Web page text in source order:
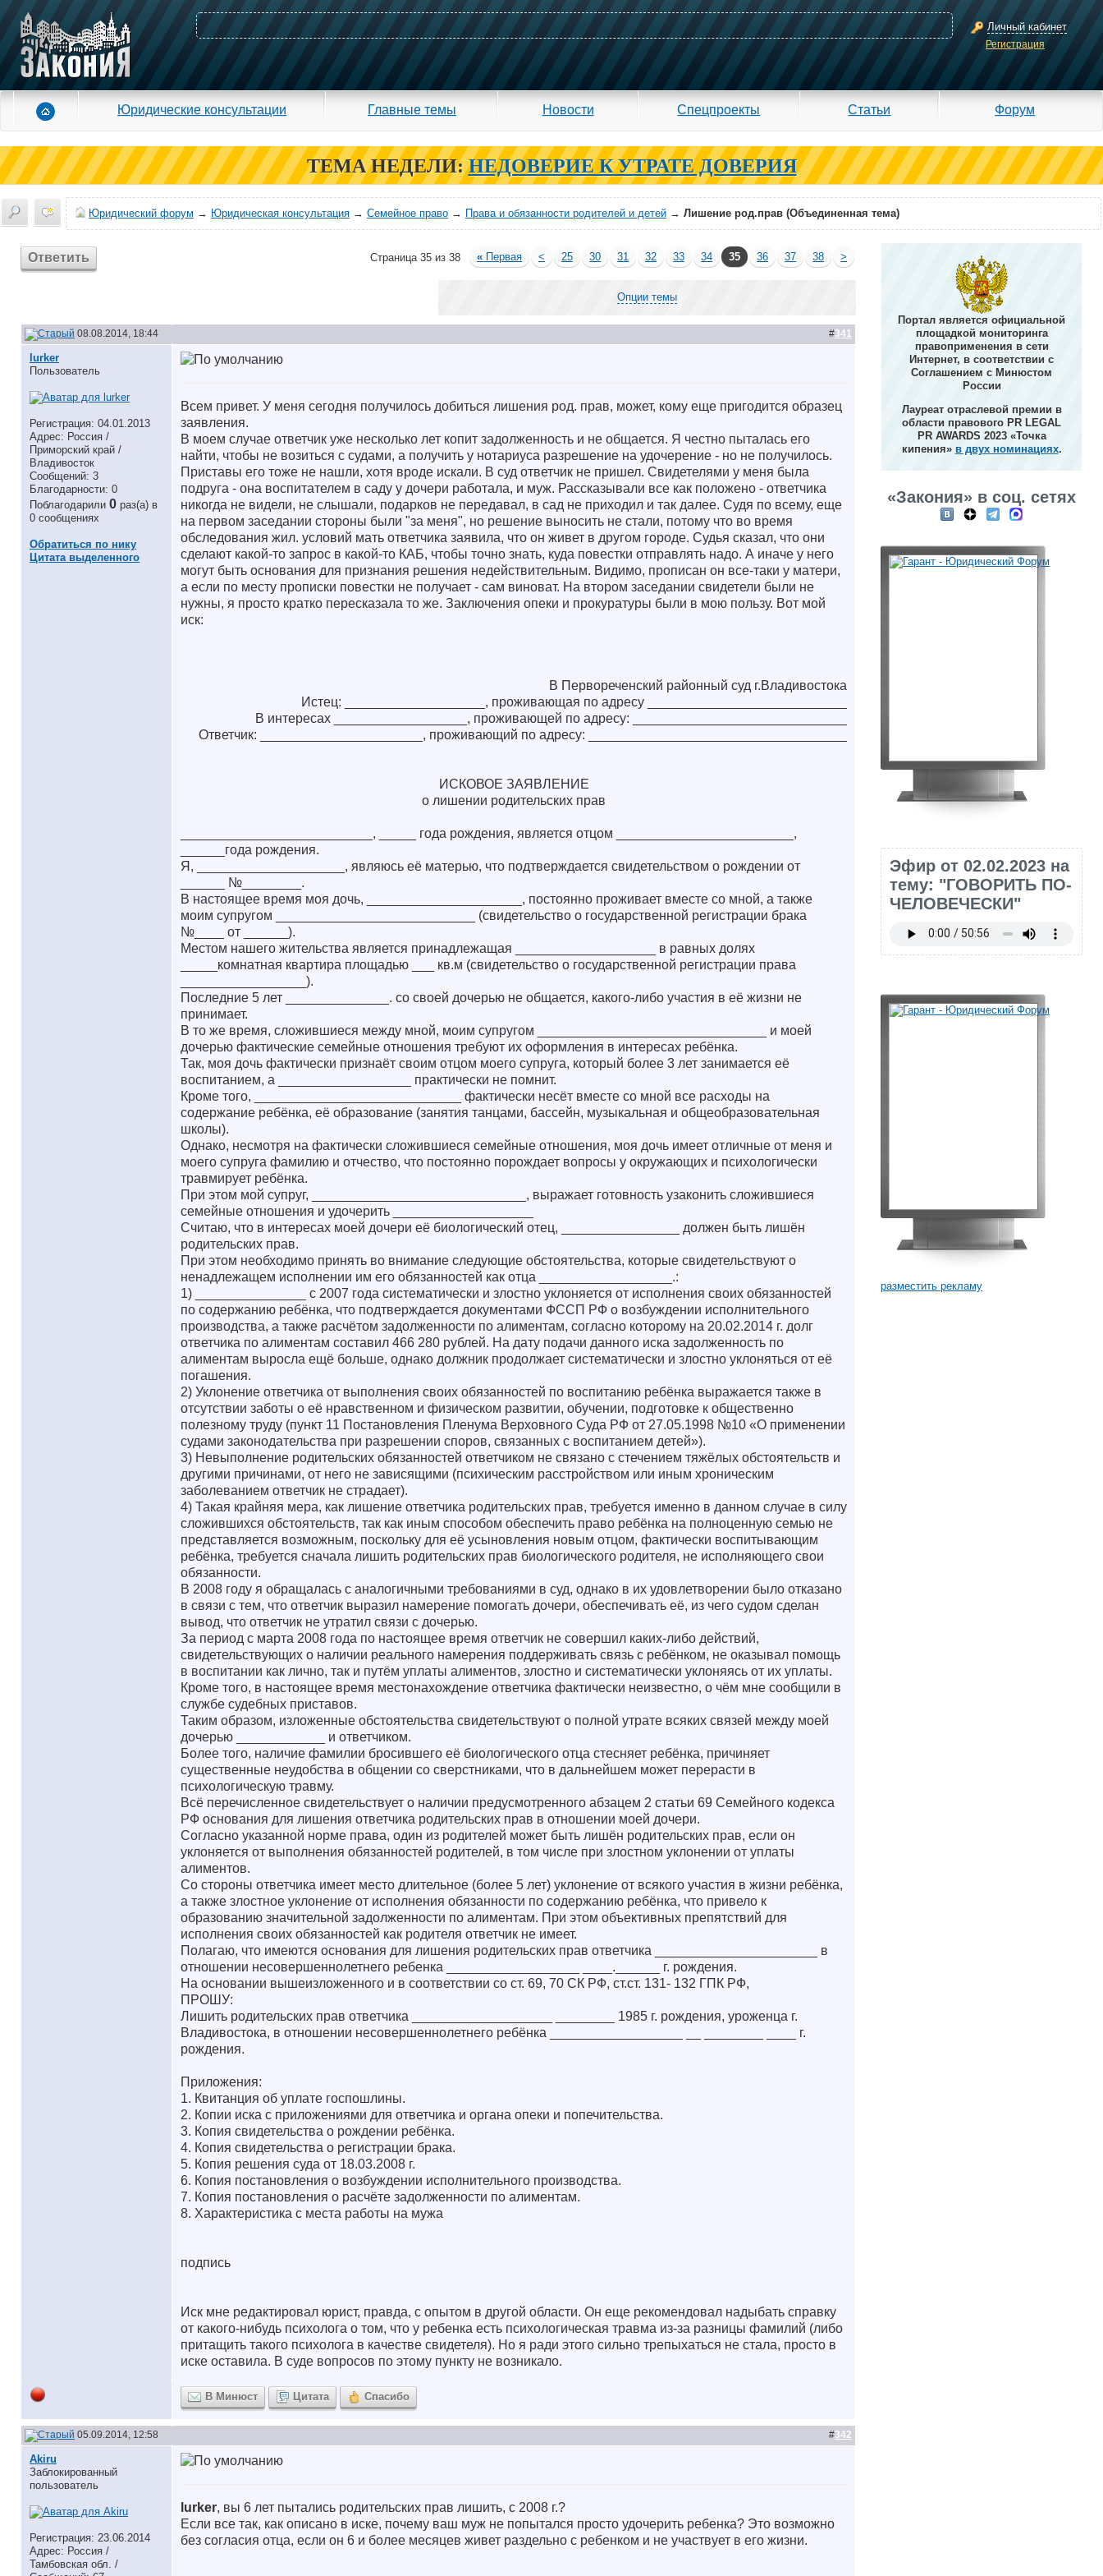
Личный кабинет
Регистрация
Юридические консультации Главные темы Новости Спецпроекты Статьи Форум
ТЕМА НЕДЕЛИ: НЕДОВЕРИЕ К УТРАТЕ ДОВЕРИЯ
Юридический форум → Юридическая консультация → Семейное право → Права и обязанности родителей и детей → Лишение род.прав (Объединенная тема)
Ответить Страница 35 из 38 « Первая < 25 30 31 32 33 34 35 36 37 38 >
Опции темы
08.08.2014, 18:44 #341
lurker
Пользователь
Регистрация: 04.01.2013
Адрес: Россия /
Приморский край /
Владивосток
Сообщений: 3
Благодарности: 0
Поблагодарили 0 раз(а) в
0 сообщениях
Обратиться по нику
Цитата выделенного
Всем привет. У меня сегодня получилось добиться лишения род. прав, может, кому еще пригодится образец
заявления.
В моем случае ответчик уже несколько лет копит задолженность и не общается. Я честно пыталась его
найти, чтобы не возиться с судами, а получить у нотариуса разрешение на удочерение - но не получилось.
Приставы его тоже не нашли, хотя вроде искали. В суд ответчик не пришел. Свидетелями у меня была
подруга - она воспитателем в саду у дочери работала, и муж. Рассказывали все как положено - ответчика
никогда не видели, не слышали, подарков не передавал, в сад не приходил и так далее. Судя по всему, еще
на первом заседании стороны были "за меня", но решение выносить не стали, потому что во время
обследования жил. условий мать ответчика заявила, что он живет в другом городе. Судья сказал, что они
сделают какой-то запрос в какой-то КАБ, чтобы точно знать, куда повестки отправлять надо. А иначе у него
могут быть основания для признания решения недействительным. Видимо, прописан он все-таки у матери,
а если по месту прописки повестки не получает - сам виноват. На втором заседании свидетели были не
нужны, я просто кратко пересказала то же. Заключения опеки и прокуратуры были в мою пользу. Вот мой
иск:
В Первореченский районный суд г.Владивостока
Истец: ___________________, проживающая по адресу ___________________________
В интересах __________________, проживающей по адресу: _____________________________
Ответчик: ______________________, проживающий по адресу: ___________________________________
ИСКОВОЕ ЗАЯВЛЕНИЕ
о лишении родительских прав
__________________________, _____ года рождения, является отцом ________________________,
______года рождения.
Я, ____________________, являюсь её матерью, что подтверждается свидетельством о рождении от
______ №________.
В настоящее время моя дочь, _____________________, постоянно проживает вместе со мной, а также
моим супругом ___________________________ (свидетельство о государственной регистрации брака
№____ от ______).
Местом нашего жительства является принадлежащая ___________________ в равных долях
_____комнатная квартира площадью ___ кв.м (свидетельство о государственной регистрации права
_________________).
Последние 5 лет ______________. со своей дочерью не общается, какого-либо участия в её жизни не
принимает.
В то же время, сложившиеся между мной, моим супругом _______________________________ и моей
дочерью фактические семейные отношения требуют их оформления в интересах ребёнка.
Так, моя дочь фактически признаёт своим отцом моего супруга, который более 3 лет занимается её
воспитанием, а __________________ практически не помнит.
Кроме того, ____________________________ фактически несёт вместе со мной все расходы на
содержание ребёнка, её образование (занятия танцами, бассейн, музыкальная и общеобразовательная
школы).
Однако, несмотря на фактически сложившиеся семейные отношения, моя дочь имеет отличные от меня и
моего супруга фамилию и отчество, что постоянно порождает вопросы у окружающих и психологически
травмирует ребёнка.
При этом мой супруг, _____________________________, выражает готовность узаконить сложившиеся
семейные отношения и удочерить ___________________
Считаю, что в интересах моей дочери её биологический отец, ________________ должен быть лишён
родительских прав.
При этом необходимо принять во внимание следующие обстоятельства, которые свидетельствуют о
ненадлежащем исполнении им его обязанностей как отца __________________.:
1) _______________ с 2007 года систематически и злостно уклоняется от исполнения своих обязанностей
по содержанию ребёнка, что подтверждается документами ФССП РФ о возбуждении исполнительного
производства, а также расчётом задолженности по алиментам, согласно которому на 20.02.2014 г. долг
ответчика по алиментам составил 466 280 рублей. На дату подачи данного иска задолженность по
алиментам выросла ещё больше, однако должник продолжает систематически и злостно уклоняться от её
погашения.
2) Уклонение ответчика от выполнения своих обязанностей по воспитанию ребёнка выражается также в
отсутствии заботы о её нравственном и физическом развитии, обучении, подготовке к общественно
полезному труду (пункт 11 Постановления Пленума Верховного Суда РФ от 27.05.1998 №10 «О применении
судами законодательства при разрешении споров, связанных с воспитанием детей»).
3) Невыполнение родительских обязанностей ответчиком не связано с стечением тяжёлых обстоятельств и
другими причинами, от него не зависящими (психическим расстройством или иным хроническим
заболеванием ответчик не страдает).
4) Такая крайняя мера, как лишение ответчика родительских прав, требуется именно в данном случае в силу
сложившихся обстоятельств, так как иным способом обеспечить право ребёнка на полноценную семью не
представляется возможным, поскольку для её усыновления новым отцом, фактически воспитывающим
ребёнка, требуется сначала лишить родительских прав биологического родителя, не исполняющего свои
обязанности.
В 2008 году я обращалась с аналогичными требованиями в суд, однако в их удовлетворении было отказано
в связи с тем, что ответчик выразил намерение помогать дочери, обеспечивать её, из чего судом сделан
вывод, что ответчик не утратил связи с дочерью.
За период с марта 2008 года по настоящее время ответчик не совершил каких-либо действий,
свидетельствующих о наличии реального намерения поддерживать связь с ребёнком, не оказывал помощь
в воспитании как лично, так и путём уплаты алиментов, злостно и систематически уклоняясь от их уплаты.
Кроме того, в настоящее время местонахождение ответчика фактически неизвестно, о чём мне сообщили в
службе судебных приставов.
Таким образом, изложенные обстоятельства свидетельствуют о полной утрате всяких связей между моей
дочерью ____________ и ответчиком.
Более того, наличие фамилии бросившего её биологического отца стесняет ребёнка, причиняет
существенные неудобства в общении со сверстниками, что в дальнейшем может перерасти в
психологическую травму.
Всё перечисленное свидетельствует о наличии предусмотренного абзацем 2 статьи 69 Семейного кодекса
РФ основания для лишения ответчика родительских прав в отношении моей дочери.
Согласно указанной норме права, один из родителей может быть лишён родительских прав, если он
уклоняется от выполнения обязанностей родителей, в том числе при злостном уклонении от уплаты
алиментов.
Со стороны ответчика имеет место длительное (более 5 лет) уклонение от всякого участия в жизни ребёнка,
а также злостное уклонение от исполнения обязанности по содержанию ребёнка, что привело к
образованию значительной задолженности по алиментам. При этом объективных препятствий для
исполнения своих обязанностей как родителя ответчик не имеет.
Полагаю, что имеются основания для лишения родительских прав ответчика ______________________ в
отношении несовершеннолетнего ребенка __________________ ____.______ г. рождения.
На основании вышеизложенного и в соответствии со ст. 69, 70 СК РФ, ст.ст. 131- 132 ГПК РФ,
ПРОШУ:
Лишить родительских прав ответчика ___________________ ________ 1985 г. рождения, уроженца г.
Владивостока, в отношении несовершеннолетнего ребёнка __________________ __ ________ ____ г.
рождения.
Приложения:
1. Квитанция об уплате госпошлины.
2. Копии иска с приложениями для ответчика и органа опеки и попечительства.
3. Копия свидетельства о рождении ребёнка.
4. Копия свидетельства о регистрации брака.
5. Копия решения суда от 18.03.2008 г.
6. Копия постановления о возбуждении исполнительного производства.
7. Копия постановления о расчёте задолженности по алиментам.
8. Характеристика с места работы на мужа
подпись
Иск мне редактировал юрист, правда, с опытом в другой области. Он еще рекомендовал надыбать справку
от какого-нибудь психолога о том, что у ребенка есть психологическая травма из-за разницы фамилий (либо
притащить такого психолога в качестве свидетеля). Но я ради этого сильно трепыхаться не стала, просто в
иске оставила. В суде вопросов по этому пункту не возникало.
В Минюст Цитата Спасибо
05.09.2014, 12:58 #342
Akiru
Заблокированный
пользователь
Регистрация: 23.06.2014
Адрес: Россия /
Тамбовская обл. /
lurker, вы 6 лет пытались родительских прав лишить, с 2008 г.?
Если все так, как описано в иске, почему ваш муж не попытался просто удочерить ребенка? Это возможно
без согласия отца, если он 6 и более месяцев живет раздельно с ребенком и не участвует в его жизни.
Портал является официальной
площадкой мониторинга
правоприменения в сети
Интернет, в соответствии с
Соглашением с Минюстом
России
Лауреат отраслевой премии в
области правового PR LEGAL
PR AWARDS 2023 «Точка
кипения» в двух номинациях.
«Закония» в соц. сетях
Эфир от 02.02.2023 на
тему: "ГОВОРИТЬ ПО-
ЧЕЛОВЕЧЕСКИ"
разместить рекламу